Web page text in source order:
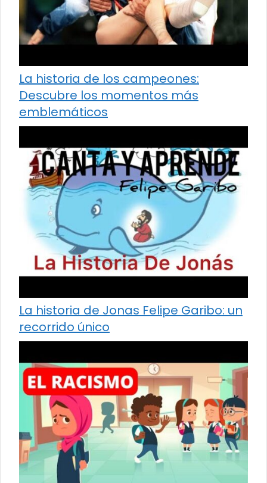
La historia de los campeones:
Descubre los momentos más
emblemáticos
La historia de Jonas Felipe Garibo: un
recorrido único